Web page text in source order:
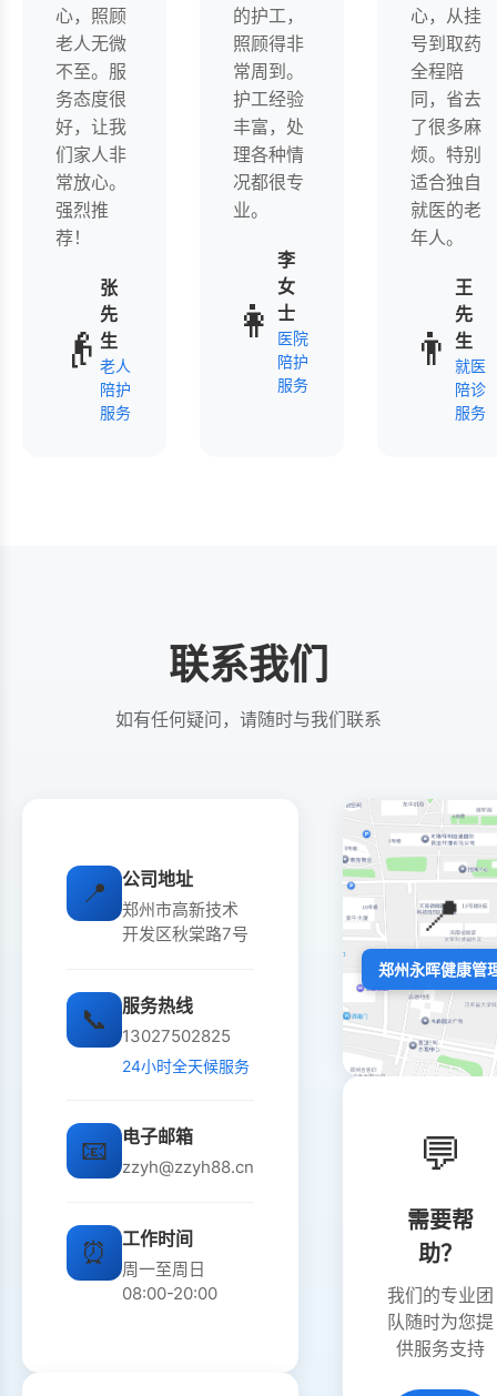
心，照顾
老人无微
不至。服
务态度很
好，让我
们家人非
常放心。
强烈推
荐！
👴
张
先
生
老人
陪护
服务
的护工，
照顾得非
常周到。
护工经验
丰富，处
理各种情
况都很专
业。
👩
李
女
士
医院
陪护
服务
心，从挂
号到取药
全程陪
同，省去
了很多麻
烦。特别
适合独自
就医的老
年人。
👨
王
先
生
就医
陪诊
服务
联系我们
如有任何疑问，请随时与我们联系
📍 公司地址
郑州市高新技术
开发区秋棠路7号
📞 服务热线
13027502825
24小时全天候服务
📧 电子邮箱
zzyh@zzyh88.cn
⏰ 工作时间
周一至周日
08:00-20:00
📍
郑州永晖健康管
💬
需要帮
助？
我们的专业团
队随时为您提
供服务支持